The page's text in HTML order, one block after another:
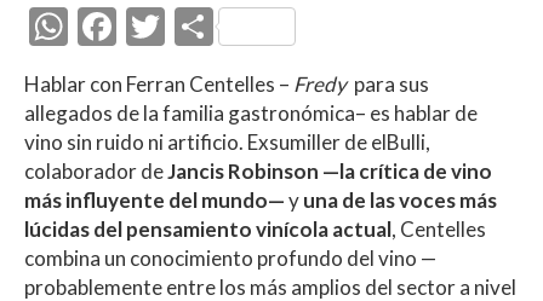
W
at
s
A
p
p
F
ac
e
b
o
o
k
T
w
itt
er
C
o
m
p
ar
ti
r
Hablar con Ferran Centelles – Fredy para sus
allegados de la familia gastronómica– es hablar de
vino sin ruido ni artificio. Exsumiller de elBulli,
colaborador deJancis Robinson —la crítica de vino
más influyente del mundo—yuna de las voces más
lúcidas del pensamiento vinícola actual, Centelles
combina un conocimiento profundo del vino —
probablemente entre los más amplios del sector a nivel